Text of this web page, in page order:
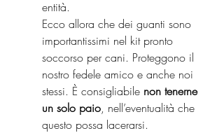
entità.
Ecco allora che dei guanti sono
importantissimi nel kit pronto
soccorso per cani. Proteggono il
nostro fedele amico e anche noi
stessi. È consigliabile non tenerne
un solo paio, nell’eventualità che
questo possa lacerarsi.